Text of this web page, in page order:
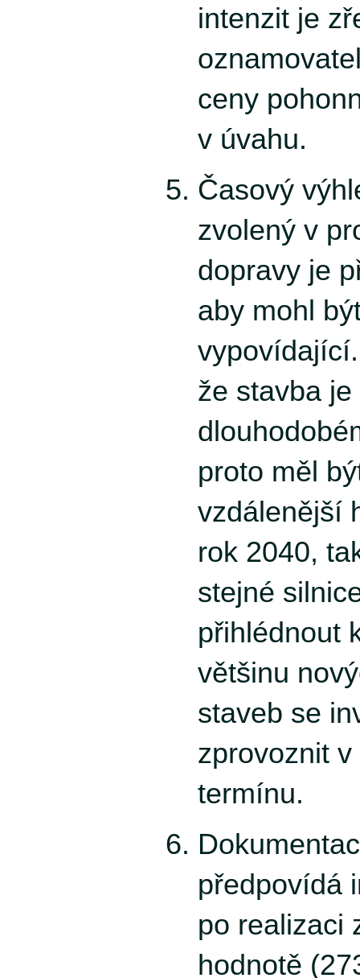
intenzit je
ceny
v úvahu.
Časový
zvolený v
dopravy je
aby mohl
že stavba
proto měl
vzdálenější
rok 2040,
stejné
přihlédnout
většinu
staveb se
zprovoznit
termínu.
předpovídá
po realizaci
hodnotě